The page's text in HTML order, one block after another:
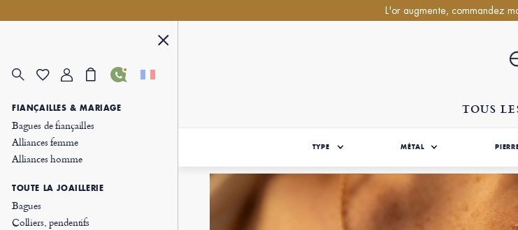
FIANÇAILLES & MARIAGE
Bagues de fiançailles
Alliances femme
Alliances homme
TOUTE LA JOAILLERIE
Bagues
Colliers, pendentifs
L'or augmente, commandez
TOUS
TYPE MÉTAL